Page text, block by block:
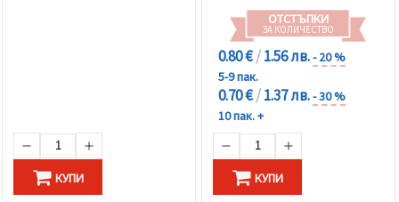
КУПИ
ОТСТЪПКИ
ЗА КОЛИЧЕСТВО
0.80 €/1.56 лв.- 20 %
5-9 пак.
0.70 €/1.37 лв.- 30 %
10 пак. +
КУПИ